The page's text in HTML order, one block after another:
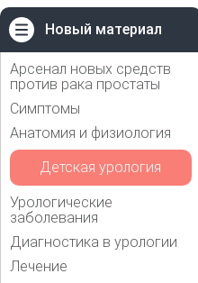
Новый материал
Арсенал новых средств
против рака простаты
Симптомы
Анатомия и физиология
Детская урология
Урологические
заболевания
Диагностика в урологии
Лечение